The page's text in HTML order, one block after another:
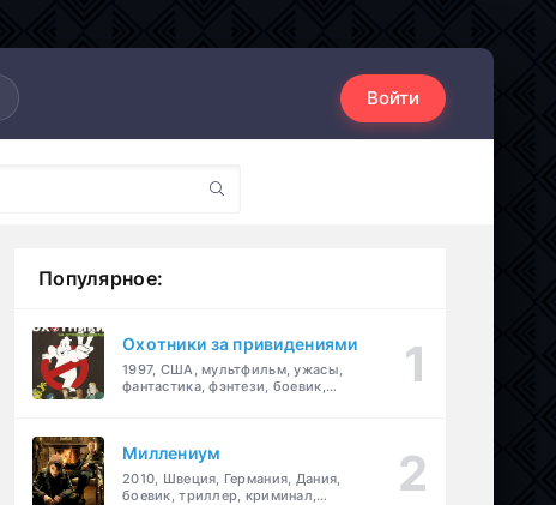
Войти
Популярное:
Охотники за привидениями
1997, США, мультфильм, ужасы,
фантастика, фэнтези, боевик,
Миллениум
2010, Швеция, Германия, Дания,
боевик, триллер, криминал,